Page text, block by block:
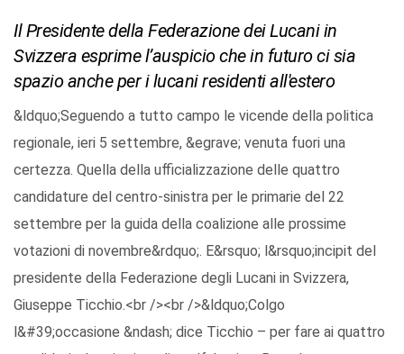
Il Presidente della Federazione dei Lucani in
Svizzera esprime l’auspicio che in futuro ci sia
spazio anche per i lucani residenti all'estero
&ldquo;Seguendo a tutto campo le vicende della politica
regionale, ieri 5 settembre, &egrave; venuta fuori una
certezza. Quella della ufficializzazione delle quattro
candidature del centro-sinistra per le primarie del 22
settembre per la guida della coalizione alle prossime
votazioni di novembre&rdquo;. E&rsquo; l&rsquo;incipit del
presidente della Federazione degli Lucani in Svizzera,
Giuseppe Ticchio.<br /><br />&ldquo;Colgo
l&#39;occasione &ndash; dice Ticchio – per fare ai quattro